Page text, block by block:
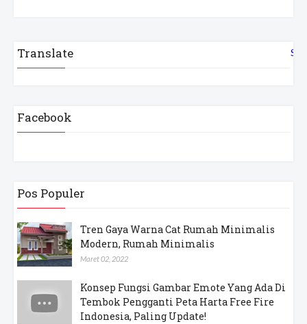
Translate
Facebook
Pos Populer
Tren Gaya Warna Cat Rumah Minimalis
Modern, Rumah Minimalis
Maret 02, 2022
Konsep Fungsi Gambar Emote Yang Ada Di
Tembok Pengganti Peta Harta Free Fire
Indonesia, Paling Update!